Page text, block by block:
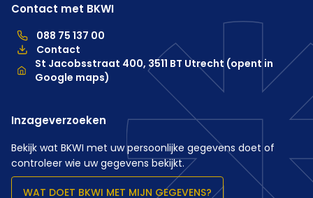
Contact met BKWI
088 75 137 00
088 75 137 00, telefoonnummer hoofdkantoor
Contact
Locatie
St Jacobsstraat 400, 3511 BT Utrecht (opent in
Google maps)
Inzageverzoeken
Bekijk wat BKWI met uw persoonlijke gegevens doet of
controleer wie uw gegevens bekijkt.
WAT DOET BKWI MET MIJN GEGEVENS?